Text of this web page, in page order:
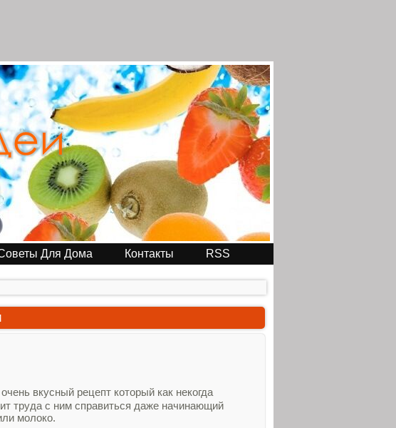
Для Дома Контакты RSS
вкусный рецепт который как некогда
труда с ним справиться даже начинающий
молоко.